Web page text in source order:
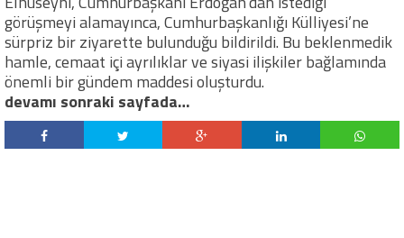
görüşmeyi alamayınca, Cumhurbaşkanlığı Külliyesi’ne
sürpriz bir ziyarette bulunduğu bildirildi. Bu beklenmedik
hamle, cemaat içi ayrılıklar ve siyasi ilişkiler bağlamında
önemli bir gündem maddesi oluşturdu.
devamı sonraki sayfada…